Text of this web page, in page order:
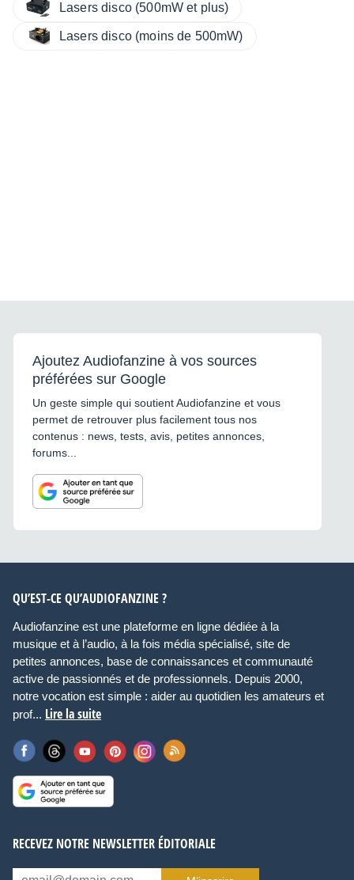
Lasers disco (500mW et plus)
Lasers disco (moins de 500mW)
Ajoutez Audiofanzine à vos sources
préférées sur Google
Un geste simple qui soutient Audiofanzine et vous
permet de retrouver plus facilement tous nos
contenus : news, tests, avis, petites annonces,
forums...
QU’EST-CE QU’AUDIOFANZINE ?
Audiofanzine est une plateforme en ligne dédiée à la
musique et à l’audio, à la fois média spécialisé, site de
petites annonces, base de connaissances et communauté
active de passionnés et de professionnels. Depuis 2000,
notre vocation est simple : aider au quotidien les amateurs et
prof... Lire la suite
RECEVEZ NOTRE NEWSLETTER ÉDITORIALE